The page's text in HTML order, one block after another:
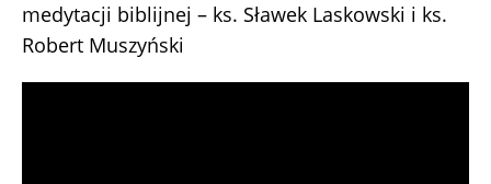
medytacji biblijnej – ks. Sławek Laskowski i ks.
Robert Muszyński